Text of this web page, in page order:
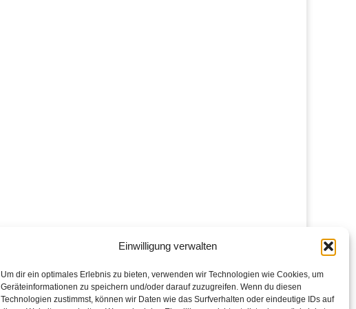
Einwilligung verwalten
Um dir ein optimales Erlebnis zu bieten, verwenden wir Technologien wie Cookies, um
Geräteinformationen zu speichern und/oder darauf zuzugreifen. Wenn du diesen
Technologien zustimmst, können wir Daten wie das Surfverhalten oder eindeutige IDs auf